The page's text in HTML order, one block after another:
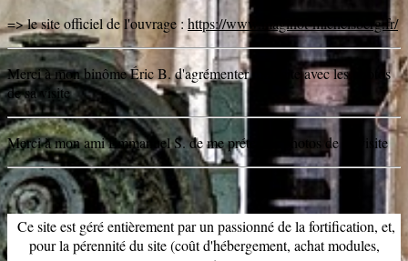
=> le site officiel de l'ouvrage : https://www.maginot-michelsberg.fr/
Merci à mon binôme Éric B. d'agrémenter mon site avec les photos
de sa visite
Merci à mon ami Emmanuel S. de me préter les photos de sa visite
Ce site est géré entièrement par un passionné de la fortification, et,
pour la pérennité du site (coût d'hébergement, achat modules,